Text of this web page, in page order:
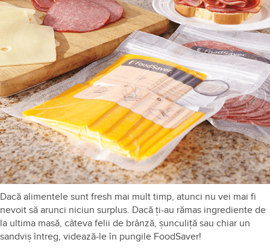
Dacă alimentele sunt fresh mai mult timp, atunci nu vei mai fi
nevoit să arunci niciun surplus. Dacă ți-au rămas ingrediente de
la ultima masă, câteva felii de brânză, șunculiță sau chiar un
sandviș întreg, videază-le în pungile FoodSaver!